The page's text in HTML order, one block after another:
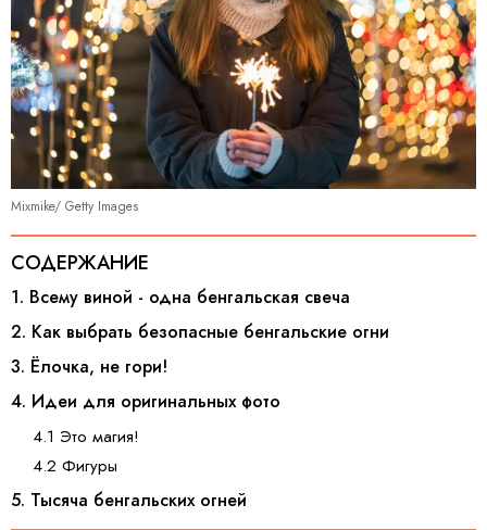
Mixmike/ Getty Images
СОДЕРЖАНИЕ
1. Всему виной - одна бенгальская свеча
2. Как выбрать безопасные бенгальские огни
3. Ёлочка, не гори!
4. Идеи для оригинальных фото
4.1 Это магия!
4.2 Фигуры
5. Тысяча бенгальских огней